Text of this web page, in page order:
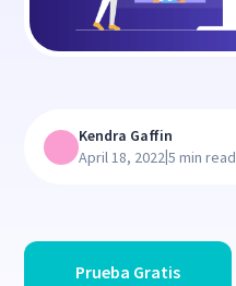
Prueba Gratis
Kendra Gaffin
April 18, 2022|5 min read